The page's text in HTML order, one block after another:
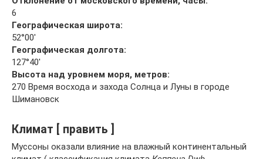
6
Географическая широта:
52°00′
Географическая долгота:
127°40′
Высота над уровнем моря, метров:
270 Время восхода и захода Солнца и Луны в городе
Шимановск
Климат [ править ]
Муссоны оказали влияние на влажный континентальный